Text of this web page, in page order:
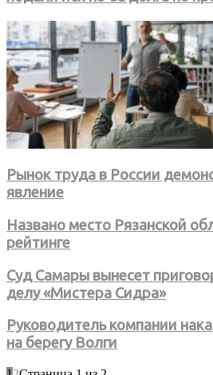
Рынок труда в России
явление
Названо место Рязанской
рейтинге
Суд Самары вынесет
делу «Мистера Сидра»
Руководитель компании
на берегу Волги